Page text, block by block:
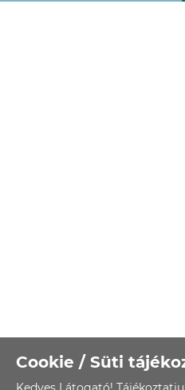
Cookie / Süti